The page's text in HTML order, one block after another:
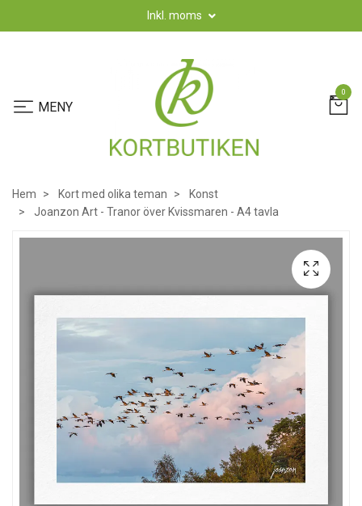
Inkl. moms
0
Hem Kort med olika teman
Konst
Joanzon Art - Tranor över Kvissmaren - A4 tavla